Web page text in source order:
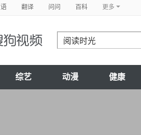
翻译 问问 百科 更多
综艺 动漫 健康